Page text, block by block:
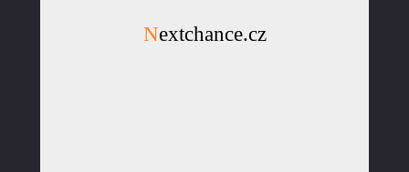
Nextchance.cz